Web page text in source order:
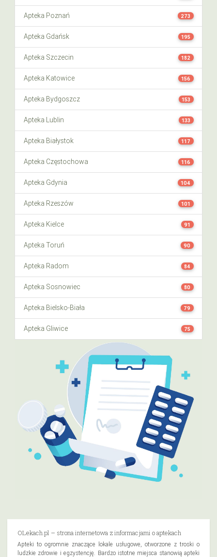
Apteka Poznań 273
Apteka Gdańsk 195
Apteka Szczecin 182
Apteka Katowice 156
Apteka Bydgoszcz 153
Apteka Lublin 133
Apteka Białystok 117
Apteka Częstochowa 116
Apteka Gdynia 104
Apteka Rzeszów 101
Apteka Kielce 91
Apteka Toruń 90
Apteka Radom 84
Apteka Sosnowiec 80
Apteka Bielsko-Biała 79
Apteka Gliwice 75
OLekach.pl – strona internetowa z informacjami o aptekach
Apteki to ogromnie znaczące lokale usługowe, otworzone z troski o
ludzkie zdrowie i egzystencję. Bardzo istotne miejsca stanowią apteki